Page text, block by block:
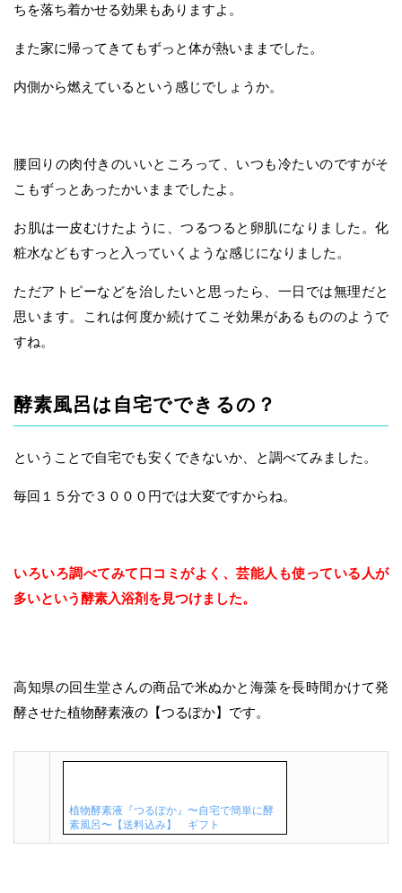
ちを落ち着かせる効果もありますよ。
また家に帰ってきてもずっと体が熱いままでした。
内側から燃えているという感じでしょうか。
腰回りの肉付きのいいところって、いつも冷たいのですがそ
こもずっとあったかいままでしたよ。
お肌は一皮むけたように、つるつると卵肌になりました。化
粧水などもすっと入っていくような感じになりました。
ただアトピーなどを治したいと思ったら、一日では無理だと
思います。これは何度か続けてこそ効果があるもののようで
すね。
酵素風呂は自宅でできるの？
ということで自宅でも安くできないか、と調べてみました。
毎回１５分で３０００円では大変ですからね。
いろいろ調べてみて口コミがよく、芸能人も使っている人が
多いという酵素入浴剤を見つけました。
高知県の回生堂さんの商品で米ぬかと海藻を長時間かけて発
酵させた植物酵素液の【つるぽか】です。
植物酵素液『つるぽか』〜自宅で簡単に酵
素風呂〜【送料込み】 ギフト